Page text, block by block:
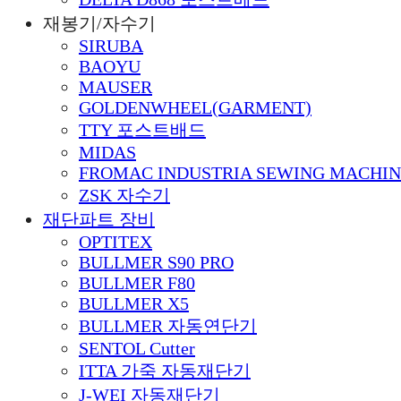
재봉기/자수기
SIRUBA
BAOYU
MAUSER
GOLDENWHEEL(GARMENT)
TTY 포스트배드
MIDAS
FROMAC INDUSTRIA SEWING
ZSK 자수기
재단파트 장비
OPTITEX
BULLMER S90 PRO
BULLMER F80
BULLMER X5
BULLMER 자동연단기
SENTOL Cutter
ITTA 가죽 자동재단기
J-WEI 자동재단기